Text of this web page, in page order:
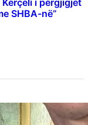
i përgjigjet
SHBA-në”
në dasmën e
me emra